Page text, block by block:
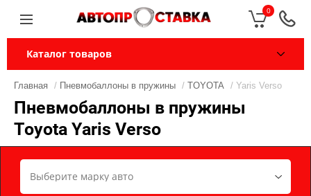
0
Каталог товаров
Главная / Пневмобаллоны в пружины / TOYOTA / Yaris Verso
Пневмобаллоны в пружины
Toyota Yaris Verso